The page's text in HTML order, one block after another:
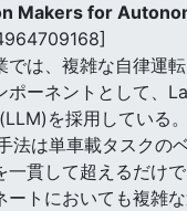
Makers for
では、複雑な自律運
ポーネントとして、
を採用している
法は単車載タスクの
一貫して超えるだけ
ートにおいても複雑